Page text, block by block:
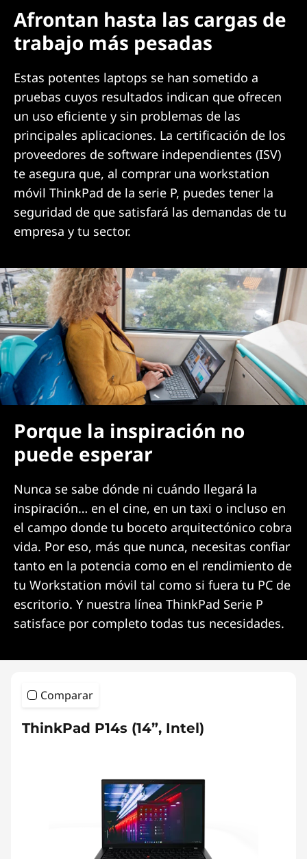
Afrontan hasta las cargas de
trabajo más pesadas
Estas potentes laptops se han sometido a
pruebas cuyos resultados indican que ofrecen
un uso eficiente y sin problemas de las
principales aplicaciones. La certificación de los
proveedores de software independientes (ISV)
te asegura que, al comprar una workstation
móvil ThinkPad de la serie P, puedes tener la
seguridad de que satisfará las demandas de tu
empresa y tu sector.
Porque la inspiración no
puede esperar
Nunca se sabe dónde ni cuándo llegará la
inspiración… en el cine, en un taxi o incluso en
el campo donde tu boceto arquitectónico cobra
vida. Por eso, más que nunca, necesitas confiar
tanto en la potencia como en el rendimiento de
tu Workstation móvil tal como si fuera tu PC de
escritorio. Y nuestra línea ThinkPad Serie P
satisface por completo todas tus necesidades.
Comparar
ThinkPad P14s (14”, Intel)